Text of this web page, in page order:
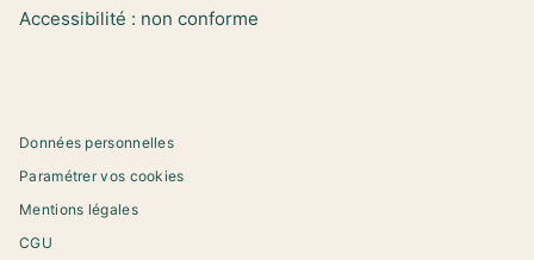
Accessibilité : non conforme
Données personnelles
Paramétrer vos cookies
Mentions légales
CGU